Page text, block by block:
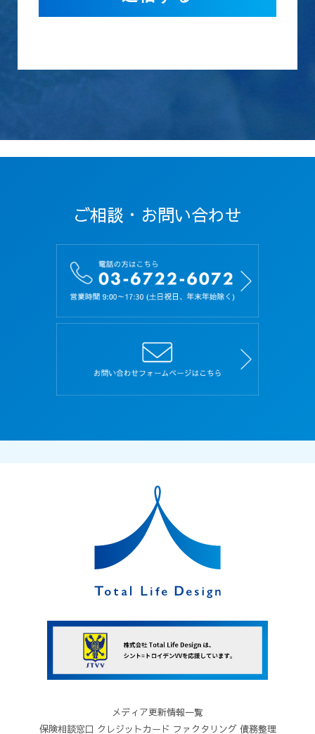
第２条（定義）
て、当該情報を構成する氏名、住所、電話番号、
メールアドレス、生年月日、及びその他の記述等
により当該応募者を識別できるもの（当該情報の
みでは識別できないが、他の情報と照合すること
により当該個人を識別できるものを含みます）を
いいます。
第３条（規約の遵守）
１．応募者は、本規約を理解し、その内容にすべ
て同意した上で、本サイトを利用するものとし、
また、本規約を遵守しなければなりません。
したものとみなします。
は、当社がその都度定めます。当社が別途定める
利用条件、規約、遵守事項なども本規約と同一の
効力があるものとし、本規約と同様に扱うものと
４．本サイト上に本規約と異なる定めがある場
合、または本規約に記載されていない定めがある
場合は、その定めが優先して適用されます。
５．当社は、変更が応募者の一般の利益に適合す
るとき、またはその他合理的なものであるときに
は、本規約を変更できるものとします。この場
合、当社は変更前に、あらかじめ変更日を定めた
ご相談・お問い合わせ
メディア更新情報一覧
保険相談窓口 クレジットカード ファクタリング 債務整理